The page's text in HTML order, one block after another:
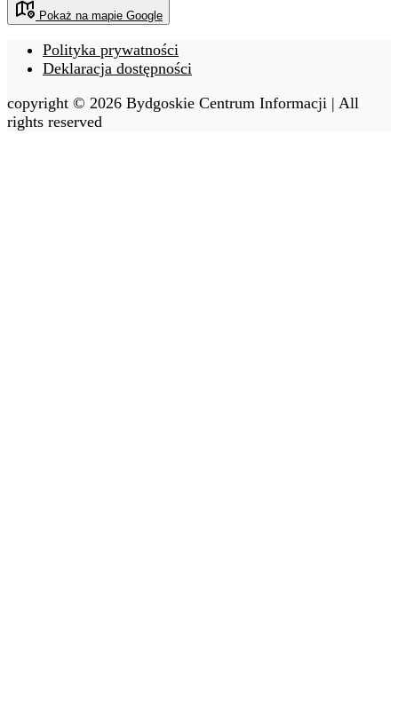
Pokaż na mapie Google
Polityka prywatności
Deklaracja dostępności
copyright © 2026 Bydgoskie Centrum Informacji | All
rights reserved